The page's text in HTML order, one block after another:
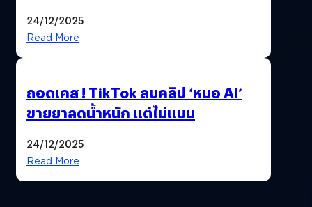
24/12/2025
Read More
ถอดเคส ! TikTok ลบคลิป ‘หมอ AI’
ขายยาลดน้ำหนัก แต่ไม่แบน
24/12/2025
Read More